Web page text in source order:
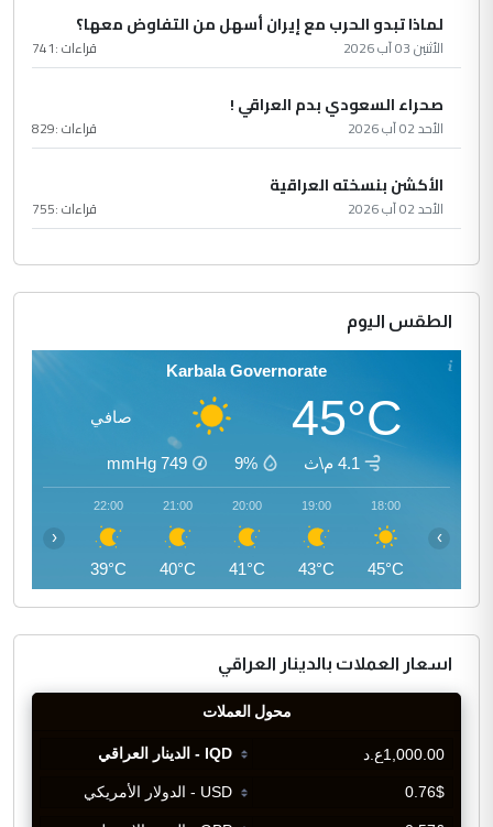
لماذا تبدو الحرب مع إيران أسهل من التفاوض معها؟
الأثنين 03 آب 2026 قراءات :741
صحراء السعودي بدم العراقي !
الأحد 02 آب 2026 قراءات :829
الأكشن بنسخته العراقية
الأحد 02 آب 2026 قراءات :755
الطقس اليوم
Karbala Governorate
45°C صافي
4.1 م\ث 9%
749
mmHg
18:00
45°C
19:00
43°C
20:00
41°C
21:00
40°C
22:00
39°C
‹ ›
اسعار العملات بالدينار العراقي